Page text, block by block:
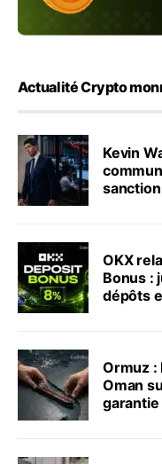
Actualité Crypto
Kevin
OKX
Bonus :
dépôts
Ormuz :
Oman